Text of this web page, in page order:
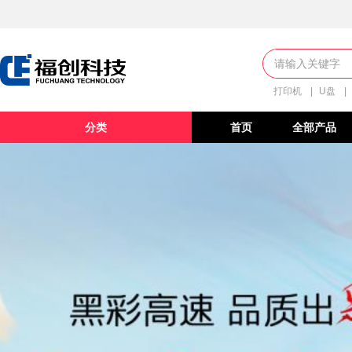
打印机 U盘
首页 全部产品
分类